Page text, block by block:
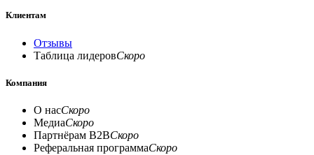
Клиентам
Отзывы
Таблица лидеровСкоро
Компания
О насСкоро
МедиаСкоро
Партнёрам B2BСкоро
Реферальная программаСкоро